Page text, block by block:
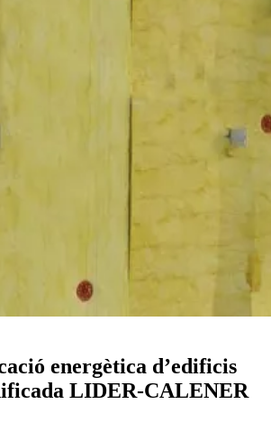
energètica d’edificis
LIDER-CALENER